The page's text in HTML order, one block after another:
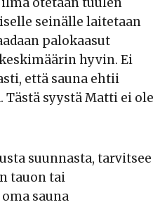
seinälle laitetaan
palokaasut
hyvin. Ei
että sauna ehtii
syystä Matti ei ole
suunnasta, tarvitsee
tauon tai
sauna